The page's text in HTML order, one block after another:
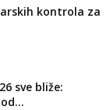
kontrola za
sve bliže: